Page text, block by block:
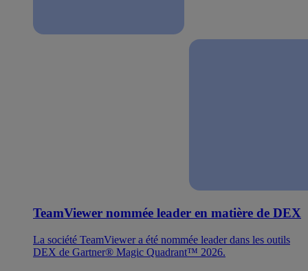
TeamViewer nommée leader en matière de DEX
La société TeamViewer a été nommée leader dans les outils
DEX de Gartner® Magic Quadrant™ 2026.